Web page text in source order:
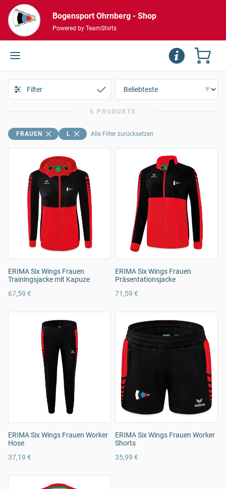
Bogensport Ohrnberg - Shop
Powered by TeamShirts
Filter
5 PRODUKTE
FRAUEN L Alle Filter zurücksetzen
ERIMA Six Wings Frauen
Trainingsjacke mit Kapuze
67,59 €
ERIMA Six Wings Frauen
Präsentationsjacke
71,59 €
ERIMA Six Wings Frauen Worker
Hose
37,19 €
ERIMA Six Wings Frauen Worker
Shorts
35,99 €